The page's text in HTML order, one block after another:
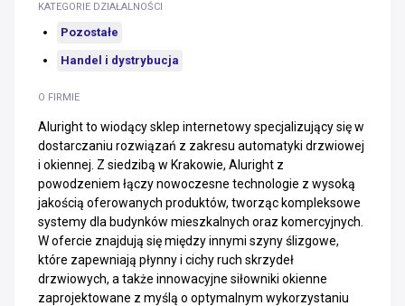
O FIRMIE
Aluright to wiodący sklep internetowy specjalizujący się w
dostarczaniu rozwiązań z zakresu automatyki drzwiowej
i okiennej. Z siedzibą w Krakowie, Aluright z
powodzeniem łączy nowoczesne technologie z wysoką
jakością oferowanych produktów, tworząc kompleksowe
systemy dla budynków mieszkalnych oraz komercyjnych.
W ofercie znajdują się między innymi szyny ślizgowe,
które zapewniają płynny i cichy ruch skrzydeł
drzwiowych, a także innowacyjne siłowniki okienne
zaprojektowane z myślą o optymalnym wykorzystaniu
KATEGORIE DZIAŁALNOŚCI
Pozostałe
Handel i dystrybucja